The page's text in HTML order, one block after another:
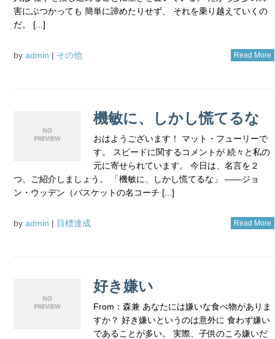
害にぶつかっても 簡単に諦めたりせず、 それを乗り越えていくの
だ。 [...]
by admin | その他 Read More
機敏に、しかし慌てるな
おはようございます！ マット・フューリーで
す。 スピードに関するコメントが 続々と私の
元に寄せられています。 今日は、名言を２
つ、ご紹介しましょう。 「機敏に、しかし慌てるな」 ――ジョ
ン・ウッデン（バスケットの名コーチ [...]
by admin | 目標達成 Read More
好き嫌い
From：森兼 あなたには嫌いな食べ物がありま
すか？ 好き嫌いというのは意外に 食わず嫌い
であることが多い。 実際、子供のころ嫌いだ